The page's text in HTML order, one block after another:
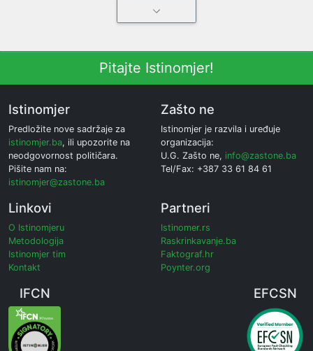
Pitajte Istinomjer!
Istinomjer
Predložite nove sadržaje za
istinomjer.ba, ili upozorite na
neodgovornost političara.
Pišite nam na:
istinomjer@zastone.ba
Zašto ne
Istinomjer je razvila i uređuje
organizacija:
U.G. Zašto ne, info@zastone.ba
Tel/Fax: +387 33 61 84 61
Linkovi
O Istinomjeru
Metodologija
Istinomjer tim
Kontakt
Partneri
Istinomer.rs
Raskrinkavanje.ba
Faktograf.hr
Poynter.org
IFCN EFCSN